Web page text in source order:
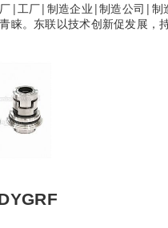
|工厂|制造企业|制造公司|制
睐。东联以技术创新促发展，